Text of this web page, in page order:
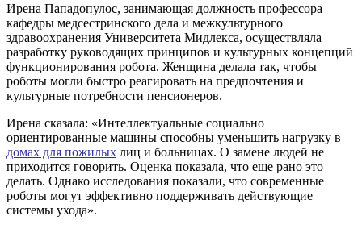
Ирена Пападопулос, занимающая должность профессора
кафедры медсестринского дела и межкультурного
здравоохранения Университета Мидлекса, осуществляла
разработку руководящих принципов и культурных концепций
функционирования робота. Женщина делала так, чтобы
роботы могли быстро реагировать на предпочтения и
культурные потребности пенсионеров.
Ирена сказала: «Интеллектуальные социально
ориентированные машины способны уменьшить нагрузку в
домах для пожилых лиц и больницах. О замене людей не
приходится говорить. Оценка показала, что еще рано это
делать. Однако исследования показали, что современные
роботы могут эффективно поддерживать действующие
системы ухода».